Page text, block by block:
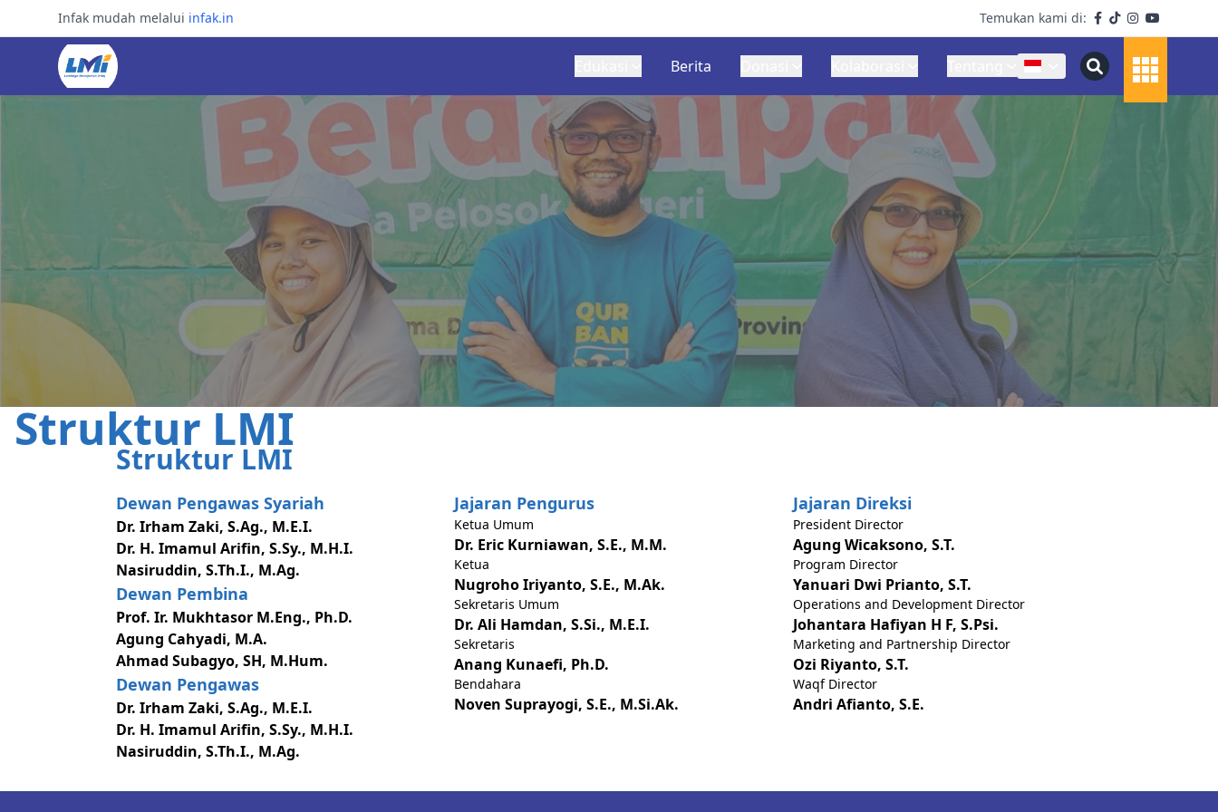
Infak mudah melalui infak.in Temukan kami di:
Berita
Struktur LMI
Struktur LMI
Dewan Pengawas Syariah
Dr. Irham Zaki, S.Ag., M.E.I.
Dr. H. Imamul Arifin, S.Sy., M.H.I.
Nasiruddin, S.Th.I., M.Ag.
Dewan Pembina
Prof. Ir. Mukhtasor M.Eng., Ph.D.
Agung Cahyadi, M.A.
Ahmad Subagyo, SH, M.Hum.
Dewan Pengawas
Dr. Irham Zaki, S.Ag., M.E.I.
Dr. H. Imamul Arifin, S.Sy., M.H.I.
Nasiruddin, S.Th.I., M.Ag.
Jajaran Pengurus
Ketua Umum
Dr. Eric Kurniawan, S.E., M.M.
Ketua
Nugroho Iriyanto, S.E., M.Ak.
Sekretaris Umum
Dr. Ali Hamdan, S.Si., M.E.I.
Sekretaris
Anang Kunaefi, Ph.D.
Bendahara
Noven Suprayogi, S.E., M.Si.Ak.
Jajaran Direksi
President Director
Agung Wicaksono, S.T.
Program Director
Yanuari Dwi Prianto, S.T.
Operations and Development Director
Johantara Hafiyan H F, S.Psi.
Marketing and Partnership Director
Ozi Riyanto, S.T.
Waqf Director
Andri Afianto, S.E.